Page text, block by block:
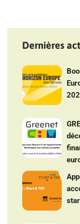
Dernières